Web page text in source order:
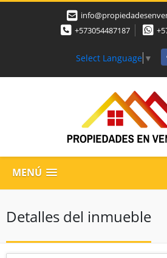
+573054487187
Select Language ▼
MENÚ
Detalles del inmueble